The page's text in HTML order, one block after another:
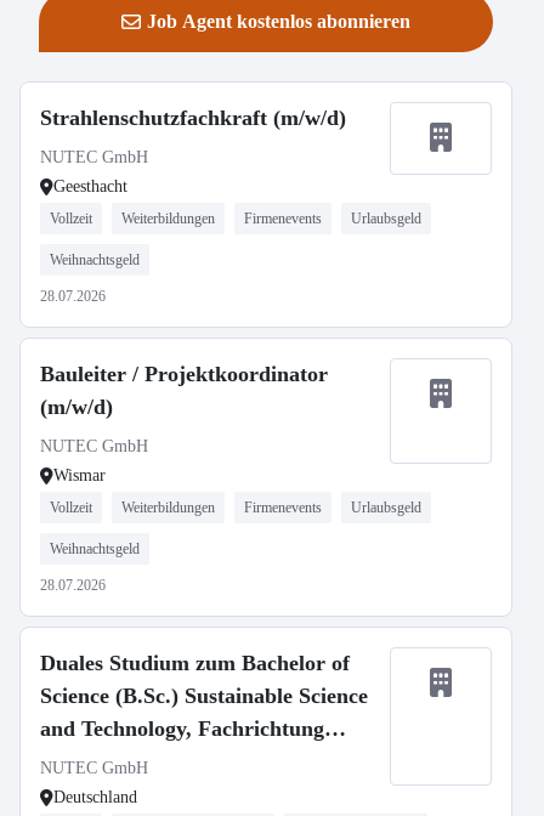
Job Agent kostenlos abonnieren
Strahlenschutzfachkraft (m/w/d)
NUTEC GmbH
Geesthacht
Vollzeit Weiterbildungen Firmenevents Urlaubsgeld
Weihnachtsgeld
28.07.2026
Bauleiter / Projektkoordinator
(m/w/d)
NUTEC GmbH
Wismar
Vollzeit Weiterbildungen Firmenevents Urlaubsgeld
Weihnachtsgeld
28.07.2026
Duales Studium zum Bachelor of
Science (B.Sc.) Sustainable Science
and Technology, Fachrichtung
Strahlenschutz (m/w/d)
NUTEC GmbH
Deutschland